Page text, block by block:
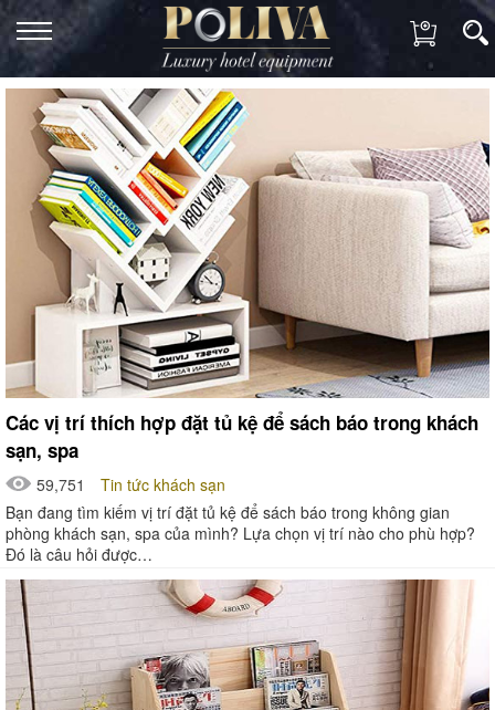
Các vị trí thích hợp đặt tủ kệ để sách báo trong khách
sạn, spa
59,751
Tin tức khách sạn
Bạn đang tìm kiếm vị trí đặt tủ kệ để sách báo trong không gian
phòng khách sạn, spa của mình? Lựa chọn vị trí nào cho phù hợp?
Đó là câu hỏi được…